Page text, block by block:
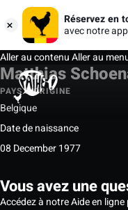
Réservez en
avec notre
Aller au contenuAller au
Matthias
PAYS D'ORIGINE
Belgique
Date de naissance
08 December 1977
Vous avez une
Accédez à notre Aide en